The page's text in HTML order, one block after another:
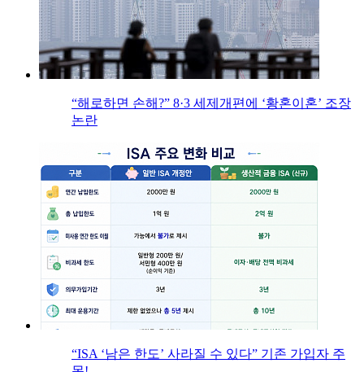
“해로하면 손해?” 8·3 세제개편에 ‘황혼이혼’ 조장
논란
“ISA ‘남은 한도’ 사라질 수 있다” 기존 가입자 주